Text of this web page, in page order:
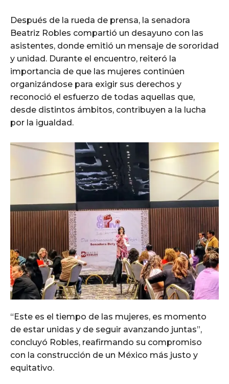
Después de la rueda de prensa, la senadora
Beatriz Robles compartió un desayuno con las
asistentes, donde emitió un mensaje de sororidad
y unidad. Durante el encuentro, reiteró la
importancia de que las mujeres continúen
organizándose para exigir sus derechos y
reconoció el esfuerzo de todas aquellas que,
desde distintos ámbitos, contribuyen a la lucha
por la igualdad.
“Este es el tiempo de las mujeres, es momento
de estar unidas y de seguir avanzando juntas”,
concluyó Robles, reafirmando su compromiso
con la construcción de un México más justo y
equitativo.